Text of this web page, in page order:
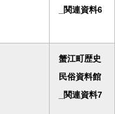
_関連資料6
蟹江町歴史
民俗資料館
_関連資料7